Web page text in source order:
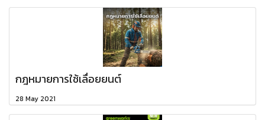
กฎหมายการใช้เลื่อยยนต์
28 May 2021